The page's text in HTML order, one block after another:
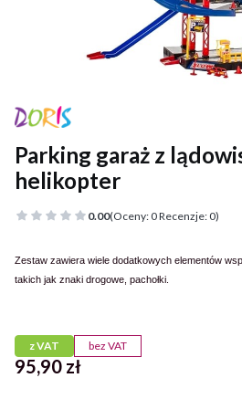
Parking garaż z
helikopter
0.00(Oceny: 0 Recenzje: 0)
Zestaw zawiera wiele dodatkowych elementów
takich jak znaki drogowe, pachołki.
z VAT bez VAT
Cena
95,90 zł